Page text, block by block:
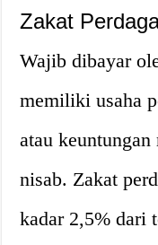
Zakat
Wajib dibayar
memiliki usaha
atau
nisab. Zakat
kadar 2,5% dari